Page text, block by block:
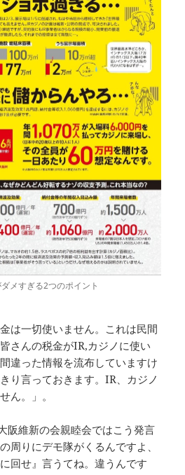
メすぎる2つのポイント
は一切使いません。これは民間
さんの税金がIR,カジノに使い
違った情報を流布していますけ
り言っておきます。IR、カジノ
ん。」。
阪維新の会親睦会ではこう発言
周りにデモ隊がくるんですよ、
回せ』言うてね。違うんです